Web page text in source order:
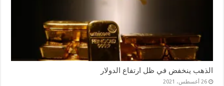
الذهب ينخفض في ظل ارتفاع الدولار
26 أغسطس، 2021